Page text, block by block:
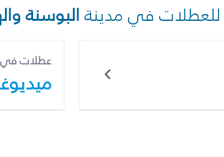
للعطلات في مدينة البوسنة
عطلات في